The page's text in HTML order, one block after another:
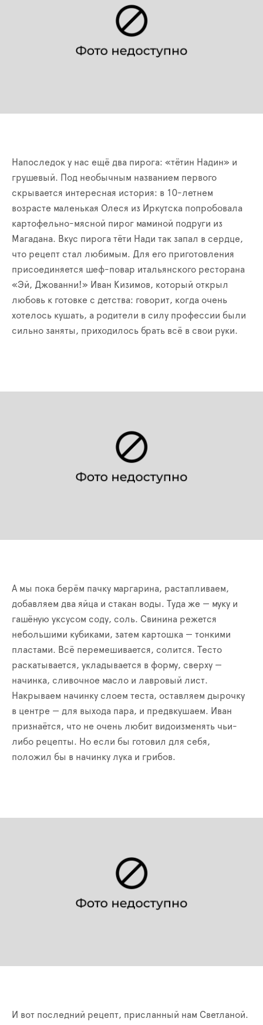
Напоследок у нас ещё два пирога: «тётин Надин» и
грушевый. Под необычным названием первого
скрывается интересная история: в 10-летнем
возрасте маленькая Олеся из Иркутска попробовала
картофельно-мясной пирог маминой подруги из
Магадана. Вкус пирога тёти Нади так запал в сердце,
что рецепт стал любимым. Для его приготовления
присоединяется шеф-повар итальянского ресторана
«Эй, Джованни!» Иван Кизимов, который открыл
любовь к готовке с детства: говорит, когда очень
хотелось кушать, а родители в силу профессии были
сильно заняты, приходилось брать всё в свои руки.
А мы пока берём пачку маргарина, растапливаем,
добавляем два яйца и стакан воды. Туда же — муку и
гашёную уксусом соду, соль. Свинина режется
небольшими кубиками, затем картошка — тонкими
пластами. Всё перемешивается, солится. Тесто
раскатывается, укладывается в форму, сверху —
начинка, сливочное масло и лавровый лист.
Накрываем начинку слоем теста, оставляем дырочку
в центре — для выхода пара, и предвкушаем. Иван
признаётся, что не очень любит видоизменять чьи-
либо рецепты. Но если бы готовил для себя,
положил бы в начинку лука и грибов.
И вот последний рецепт, присланный нам Светланой.